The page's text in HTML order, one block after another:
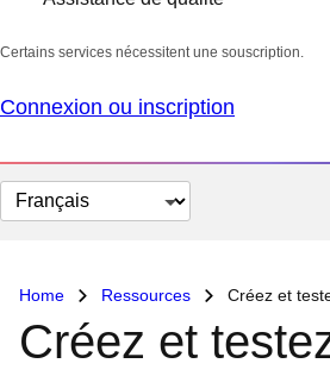
Certains services nécessitent une souscription.
Connexion ou inscription
Changer
la
Home Ressources Créez et testez des
Créez et